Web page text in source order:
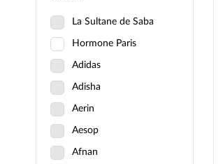
La Sultane de Saba
Hormone Paris
Adidas
Adisha
Aerin
Aesop
Afnan